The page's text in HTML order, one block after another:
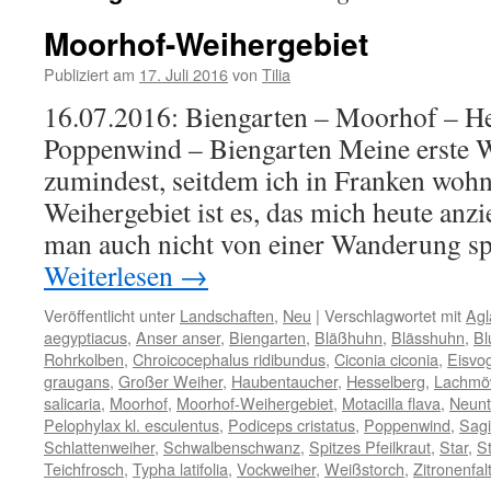
Moorhof-Weihergebiet
Publiziert am 17. Juli 2016von Tilia
16.07.2016: Biengarten – Moorhof –
Poppenwind – Biengarten Meine erste
zumindest, seitdem ich in Franken
Weihergebiet ist es, das mich heute
man auch nicht von einer Wanderung
Weiterlesen →
Veröffentlicht unter Landschaften, Neu | Verschlagwortet mit
aegyptiacus, Anser anser, Biengarten, Bläßhuhn, Blässhuhn,
Rohrkolben, Chroicocephalus ridibundus, Ciconia ciconia,
graugans, Großer Weiher, Haubentaucher, Hesselberg,
salicaria, Moorhof, Moorhof-Weihergebiet, Motacilla flava,
Pelophylax kl. esculentus, Podiceps cristatus, Poppenwind,
Schlattenweiher, Schwalbenschwanz, Spitzes Pfeilkraut, Star,
Teichfrosch, Typha latifolia, Vockweiher, Weißstorch,